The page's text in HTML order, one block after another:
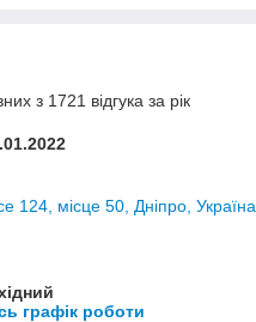
з 1721 відгука за рік
124, місце 50, Дніпро, Україна
графік роботи